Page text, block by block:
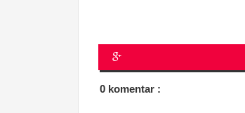
0 komentar :